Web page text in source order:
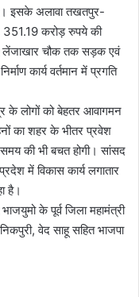
इसके अलावा तखतपुर-
351.19 करोड़ रुपये की
लेंजाखार चौक तक सड़क एवं
कार्य वर्तमान में प्रगति
के लोगों को बेहतर आवागमन
का शहर के भीतर प्रवेश
की भी बचत होगी। सांसद
में विकास कार्य लगातार
है।
के पूर्व जिला महामंत्री
वेद साहू सहित भाजपा